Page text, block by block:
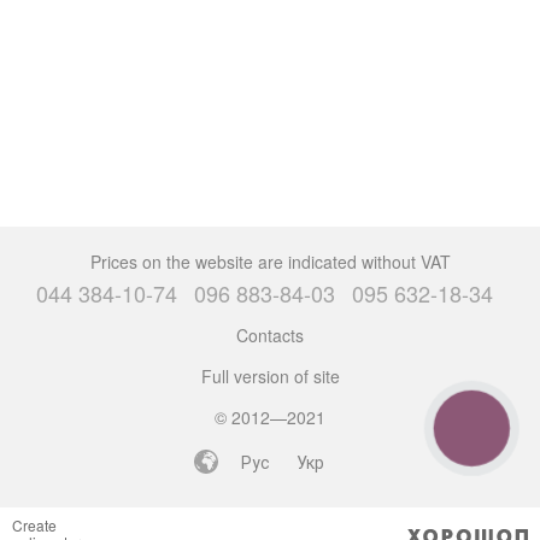
Prices on the website are indicated without VAT
044 384-10-74 096 883-84-03 095 632-18-34
Contacts
Full version of site
© 2012—2021
Рус
Укр
Create